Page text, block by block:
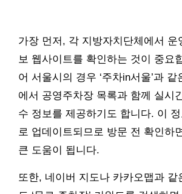
가장 먼저, 각 지방자치단체에서 운
보 웹사이트를 확인하는 것이 중요
어 서울시의 경우 ‘주차in서울’과
에서 공영주차장 목록과 함께 실시
수 정보를 제공하기도 합니다. 이
로 업데이트되므로 방문 전 확인하
큰 도움이 됩니다.
또한, 네이버 지도나 카카오맵과 같